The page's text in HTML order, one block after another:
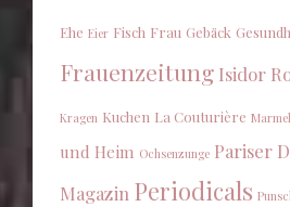
Ehe Eier Fisch Frau Gebäck
Frauenzeitung Isidor
Kragen Kuchen La Couturière
und Heim Ochsenzunge Pariser
Magazin Periodicals